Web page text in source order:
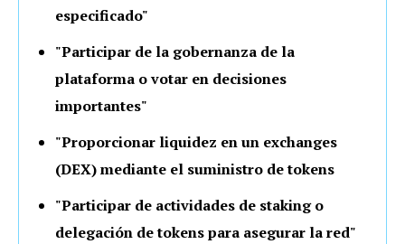
especificado"
"Participar de la gobernanza de la
plataforma o votar en decisiones
importantes"
"Proporcionar liquidez en un exchanges
(DEX) mediante el suministro de tokens
"Participar de actividades de staking o
delegación de tokens para asegurar la red"